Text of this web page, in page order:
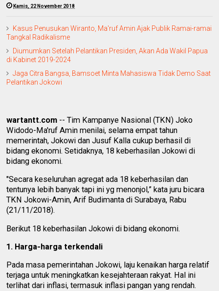
Kamis, 22 November 2018
Kasus Penusukan Wiranto, Ma'ruf Amin Ajak Publik Ramai-ramai
Tangkal Radikalisme
Diumumkan Setelah Pelantikan Presiden, Akan Ada Wakil Papua
di Kabinet 2019-2024
Jaga Citra Bangsa, Bamsoet Minta Mahasiswa Tidak Demo Saat
Pelantikan Jokowi
wartantt.com -- Tim Kampanye Nasional (TKN) Joko
Widodo-Ma'ruf Amin menilai, selama empat tahun
memerintah, Jokowi dan Jusuf Kalla cukup berhasil di
bidang ekonomi. Setidaknya, 18 keberhasilan Jokowi di
bidang ekonomi.
"Secara keseluruhan agregat ada 18 keberhasilan dan
tentunya lebih banyak tapi ini yg menonjol,” kata juru bicara
TKN Jokowi-Amin, Arif Budimanta di Surabaya, Rabu
(21/11/2018).
Berikut 18 keberhasilan Jokowi di bidang ekonomi.
1. Harga-harga terkendali
Pada masa pemerintahan Jokowi, laju kenaikan harga relatif
terjaga untuk meningkatkan kesejahteraan rakyat. Hal ini
terlihat dari inflasi, termasuk inflasi pangan yang rendah.